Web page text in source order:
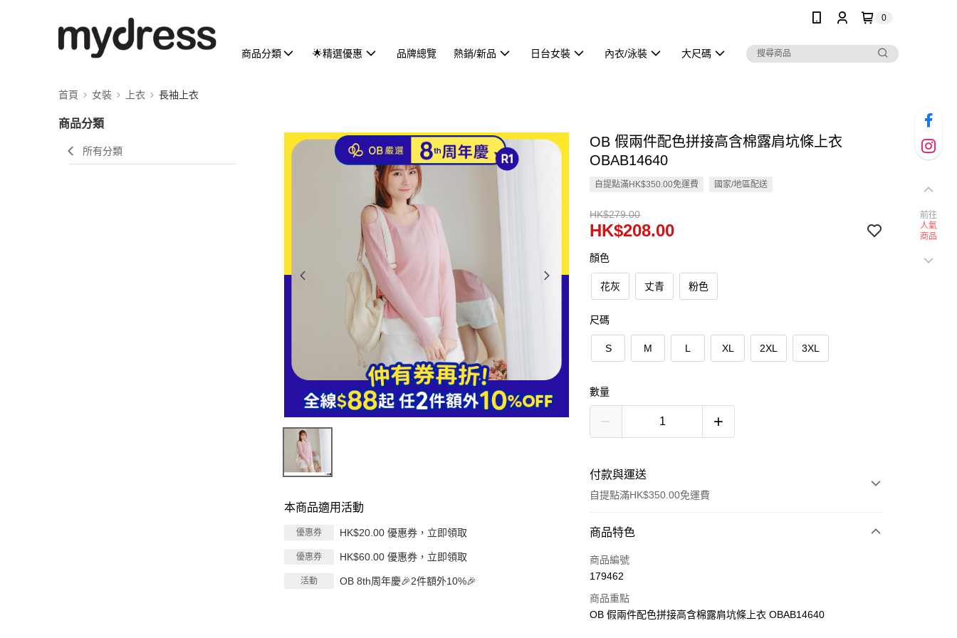
0
商品分類 🌟精選優惠 品牌總覽 熱銷/新品 日台女裝 內衣/泳裝 大尺碼
首頁 女裝 上衣 長袖上衣
商品分類
所有分類
本商品適用活動
優惠券 HK$20.00 優惠券，立即領取
優惠券 HK$60.00 優惠券，立即領取
活動 OB 8th周年慶🎉2件額外10%🎉
OB 假兩件配色拼接高含棉露肩坑條上衣
OBAB14640
自提點滿HK$350.00免運費 國家/地區配送
HK$279.00
HK$208.00
顏色
花灰 丈青 粉色
尺碼
S M L XL 2XL 3XL
數量
付款與運送
自提點滿HK$350.00免運費
付款方式
信用卡
AlipayHK
商品特色
商品編號
179462
商品重點
OB 假兩件配色拼接高含棉露肩坑條上衣 OBAB14640
前往
人氣
商品